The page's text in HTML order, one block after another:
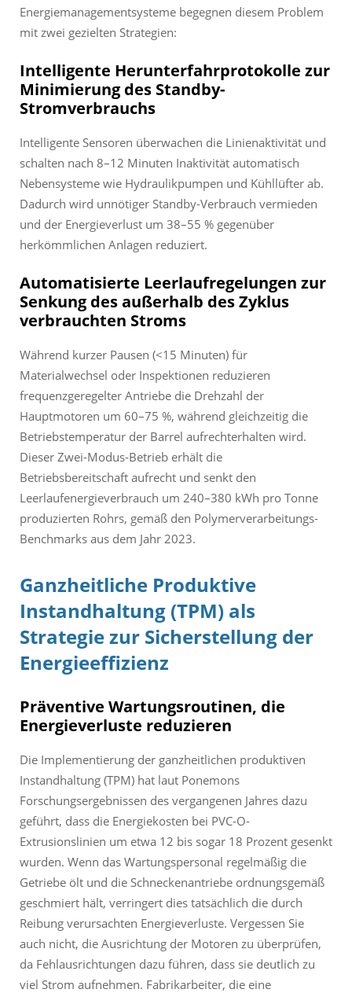
Energiemanagementsysteme begegnen diesem Problem
mit zwei gezielten Strategien:
Intelligente Herunterfahrprotokolle zur
Minimierung des Standby-
Stromverbrauchs
Intelligente Sensoren überwachen die Linienaktivität und
schalten nach 8–12 Minuten Inaktivität automatisch
Nebensysteme wie Hydraulikpumpen und Kühllüfter ab.
Dadurch wird unnötiger Standby-Verbrauch vermieden
und der Energieverlust um 38–55 % gegenüber
herkömmlichen Anlagen reduziert.
Automatisierte Leerlaufregelungen zur
Senkung des außerhalb des Zyklus
verbrauchten Stroms
Während kurzer Pausen (<15 Minuten) für
Materialwechsel oder Inspektionen reduzieren
frequenzgeregelter Antriebe die Drehzahl der
Hauptmotoren um 60–75 %, während gleichzeitig die
Betriebstemperatur der Barrel aufrechterhalten wird.
Dieser Zwei-Modus-Betrieb erhält die
Betriebsbereitschaft aufrecht und senkt den
Leerlaufenergieverbrauch um 240–380 kWh pro Tonne
produzierten Rohrs, gemäß den Polymerverarbeitungs-
Benchmarks aus dem Jahr 2023.
Ganzheitliche Produktive
Instandhaltung (TPM) als
Strategie zur Sicherstellung der
Energieeffizienz
Präventive Wartungsroutinen, die
Energieverluste reduzieren
Die Implementierung der ganzheitlichen produktiven
Instandhaltung (TPM) hat laut Ponemons
Forschungsergebnissen des vergangenen Jahres dazu
geführt, dass die Energiekosten bei PVC-O-
Extrusionslinien um etwa 12 bis sogar 18 Prozent gesenkt
wurden. Wenn das Wartungspersonal regelmäßig die
Getriebe ölt und die Schneckenantriebe ordnungsgemäß
geschmiert hält, verringert dies tatsächlich die durch
Reibung verursachten Energieverluste. Vergessen Sie
auch nicht, die Ausrichtung der Motoren zu überprüfen,
da Fehlausrichtungen dazu führen, dass sie deutlich zu
viel Strom aufnehmen. Fabrikarbeiter, die eine